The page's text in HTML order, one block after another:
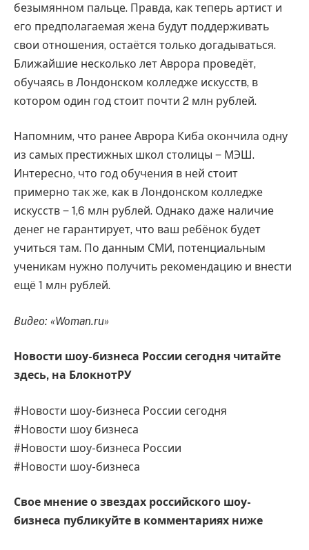
безымянном пальце. Правда, как теперь артист и
его предполагаемая жена будут поддерживать
свои отношения, остаётся только догадываться.
Ближайшие несколько лет Аврора проведёт,
обучаясь в Лондонском колледже искусств, в
котором один год стоит почти 2 млн рублей.
Напомним, что ранее Аврора Киба окончила одну
из самых престижных школ столицы ‒ МЭШ.
Интересно, что год обучения в ней стоит
примерно так же, как в Лондонском колледже
искусств ‒ 1,6 млн рублей. Однако даже наличие
денег не гарантирует, что ваш ребёнок будет
учиться там. По данным СМИ, потенциальным
ученикам нужно получить рекомендацию и внести
ещё 1 млн рублей.
Видео: «Woman.ru»
Новости шоу-бизнеса России сегодня читайте
здесь, на БлокнотРУ
#Новости шоу-бизнеса России сегодня
#Новости шоу бизнеса
#Новости шоу-бизнеса России
#Новости шоу-бизнеса
Свое мнение о звездах российского шоу-
бизнеса публикуйте в комментариях ниже